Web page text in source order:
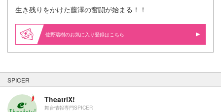
生き残りをかけた藤澤の奮闘が始まる！！
佐野瑞樹のお気に入り登録はこちら
SPICER
TheatriX!
舞台情報専門SPICER